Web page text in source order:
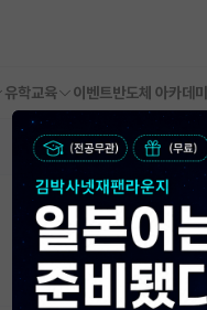
유학교육 이벤트반도체 아카데미